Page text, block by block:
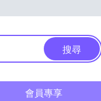
搜尋
會員專享